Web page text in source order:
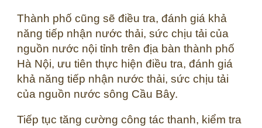
Thành phố cũng sẽ điều tra, đánh giá khả
năng tiếp nhận nước thải, sức chịu tải của
nguồn nước nội tỉnh trên địa bàn thành phố
Hà Nội, ưu tiên thực hiện điều tra, đánh giá
khả năng tiếp nhận nước thải, sức chịu tải
của nguồn nước sông Cầu Bây.
Tiếp tục tăng cường công tác thanh, kiểm tra